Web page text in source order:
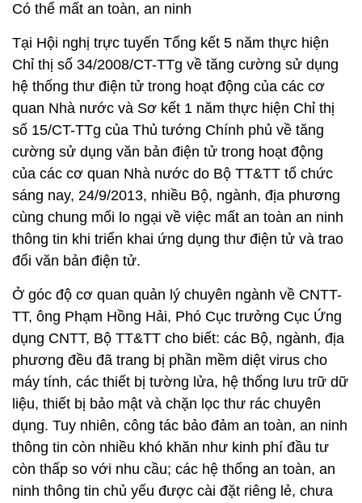
Có thể mất an toàn, an ninh
Tại Hội nghị trực tuyến Tổng kết 5 năm thực hiện
Chỉ thị số 34/2008/CT-TTg về tăng cường sử dụng
hệ thống thư điện tử trong hoạt động của các cơ
quan Nhà nước và Sơ kết 1 năm thực hiện Chỉ thị
số 15/CT-TTg của Thủ tướng Chính phủ về tăng
cường sử dụng văn bản điện tử trong hoạt động
của các cơ quan Nhà nước do Bộ TT&TT tổ chức
sáng nay, 24/9/2013, nhiều Bộ, ngành, địa phương
cùng chung mối lo ngại về việc mất an toàn an ninh
thông tin khi triển khai ứng dụng thư điện tử và trao
đổi văn bản điện tử.
Ở góc độ cơ quan quản lý chuyên ngành về CNTT-
TT, ông Phạm Hồng Hải, Phó Cục trưởng Cục Ứng
dụng CNTT, Bộ TT&TT cho biết: các Bộ, ngành, địa
phương đều đã trang bị phần mềm diệt virus cho
máy tính, các thiết bị tường lửa, hệ thống lưu trữ dữ
liệu, thiết bị bảo mật và chặn lọc thư rác chuyên
dụng. Tuy nhiên, công tác bảo đảm an toàn, an ninh
thông tin còn nhiều khó khăn như kinh phí đầu tư
còn thấp so với nhu cầu; các hệ thống an toàn, an
ninh thông tin chủ yếu được cài đặt riêng lẻ, chưa